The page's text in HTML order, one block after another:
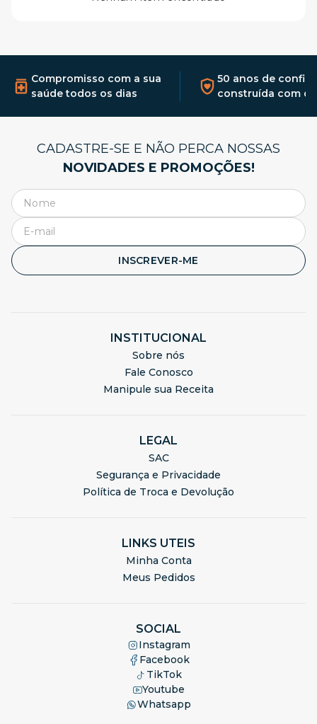
Compromisso com a sua
saúde todos os dias
50 anos de
construída com
CADASTRE-SE E NÃO PERCA NOSSAS
NOVIDADES E PROMOÇÕES!
INSCREVER-ME
INSTITUCIONAL
Sobre nós
Fale Conosco
Manipule sua Receita
LEGAL
SAC
Segurança e Privacidade
Política de Troca e Devolução
LINKS UTEIS
Minha Conta
Meus Pedidos
SOCIAL
Instagram
Facebook
TikTok
Youtube
Whatsapp